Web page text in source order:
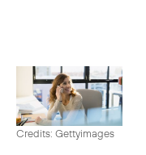
Credits: Gettyimages